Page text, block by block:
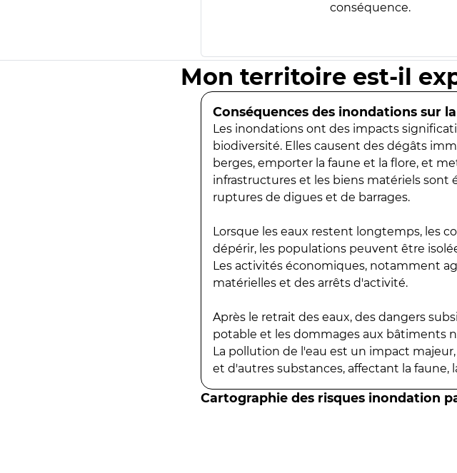
conséquence.
Mon territoire est-il
Conséquences des inondations sur
Les inondations ont des impacts
biodiversité. Elles causent des dégâts
berges, emporter la faune et la flore, et
infrastructures et les biens matériels sont
ruptures de digues et de barrages.
Lorsque les eaux restent longtemps, les
dépérir, les populations peuvent être
Les activités économiques, notamment
matérielles et des arrêts d'activité.
Après le retrait des eaux, des dangers
potable et les dommages aux bâtiments
La pollution de l'eau est un impact
et d'autres substances, affectant la faune,
Cartographie des risques inondation